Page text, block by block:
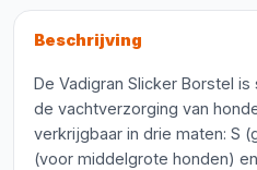
Beschrijving
De Vadigran Slicker Borstel
de vachtverzorging van
verkrijgbaar in drie maten: S
(voor middelgrote honden)